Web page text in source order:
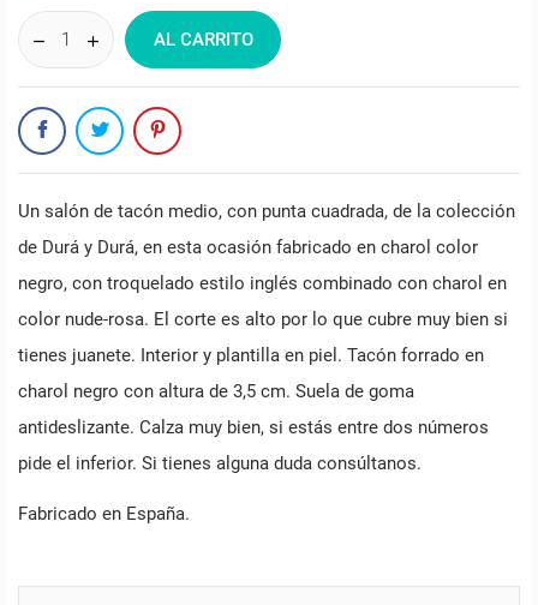
AL CARRITO
Un salón de tacón medio, con punta cuadrada, de la colección
de Durá y Durá, en esta ocasión fabricado en charol color
negro, con troquelado estilo inglés combinado con charol en
color nude-rosa. El corte es alto por lo que cubre muy bien si
tienes juanete. Interior y plantilla en piel. Tacón forrado en
charol negro con altura de 3,5 cm. Suela de goma
antideslizante. Calza muy bien, si estás entre dos números
pide el inferior. Si tienes alguna duda consúltanos.
Fabricado en España.